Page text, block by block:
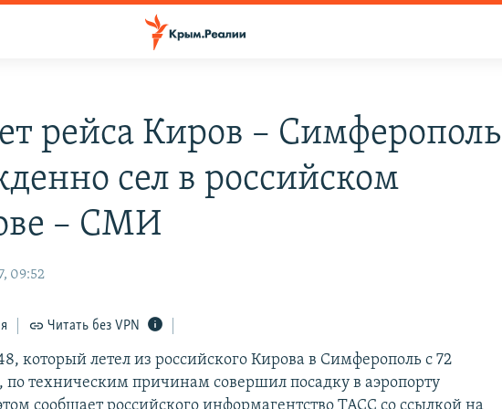
рейса Киров – Симферополь
сел в российском
– СМИ
09:52
Читать без VPN
который летел из российского Кирова в Симферополь с 72
техническим причинам совершил посадку в аэропорту